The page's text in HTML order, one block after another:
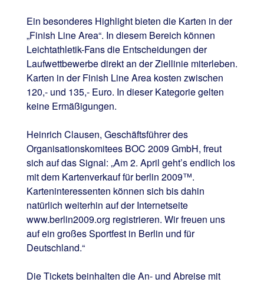
Ein besonderes Highlight bieten die Karten in der
„Finish Line Area“. In diesem Bereich können
Leichtathletik-Fans die Entscheidungen der
Laufwettbewerbe direkt an der Ziellinie miterleben.
Karten in der Finish Line Area kosten zwischen
120,- und 135,- Euro. In dieser Kategorie gelten
keine Ermäßigungen.
Heinrich Clausen, Geschäftsführer des
Organisationskomitees BOC 2009 GmbH, freut
sich auf das Signal: „Am 2. April geht’s endlich los
mit dem Kartenverkauf für berlin 2009™.
Karteninteressenten können sich bis dahin
natürlich weiterhin auf der Internetseite
www.berlin2009.org registrieren. Wir freuen uns
auf ein großes Sportfest in Berlin und für
Deutschland.“
Die Tickets beinhalten die An- und Abreise mit